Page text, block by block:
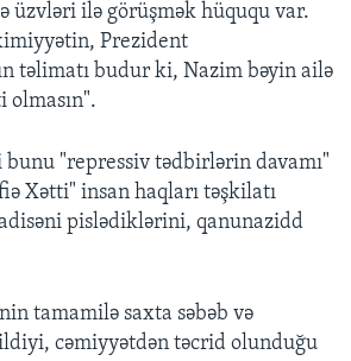
üzvləri ilə görüşmək hüququ var.
Prezident
təlimatı budur ki, Nazim bəyin ailə
olmasın".
"repressiv tədbirlərin davamı"
Xətti" insan haqları təşkilatı
pislədiklərini, qanunazidd
tamamilə saxta səbəb və
cəmiyyətdən təcrid olunduğu